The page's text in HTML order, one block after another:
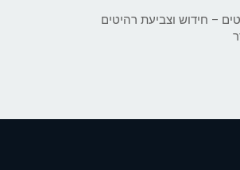
– חידוש וצביעת רהיטים